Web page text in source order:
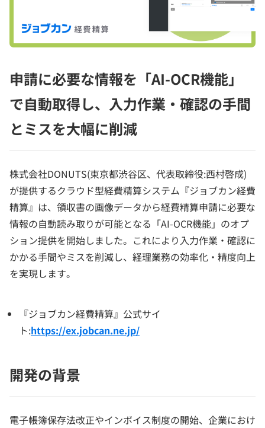
申請に必要な情報を「AI-OCR機能」
で自動取得し、入力作業・確認の手間
とミスを大幅に削減
株式会社DONUTS(東京都渋谷区、代表取締役:西村啓成)
が提供するクラウド型経費精算システム『ジョブカン経費
精算』は、領収書の画像データから経費精算申請に必要な
情報の自動読み取りが可能となる「AI-OCR機能」のオプ
ション提供を開始しました。これにより入力作業・確認に
かかる手間やミスを削減し、経理業務の効率化・精度向上
を実現します。
『ジョブカン経費精算』公式サイ
ト:https://ex.jobcan.ne.jp/
開発の背景
電子帳簿保存法改正やインボイス制度の開始、企業におけ